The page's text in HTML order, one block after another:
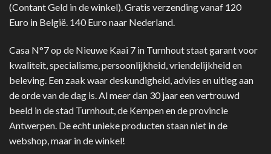
(Contant Geld in de winkel). Gratis verzending vanaf 120
Euro in België. 140 Euro naar Nederland.
Casa N°7 op de Nieuwe Kaai 7 in Turnhout staat garant voor
kwaliteit, specialisme, persoonlijkheid, vriendelijkheid en
beleving. Een zaak waar deskundigheid, advies en uitleg aan
de orde van de dag is. Al meer dan 30 jaar een vertrouwd
beeld in de stad Turnhout, de Kempen en de provincie
Antwerpen. De echt unieke producten staan niet in de
webshop, maar in de winkel!